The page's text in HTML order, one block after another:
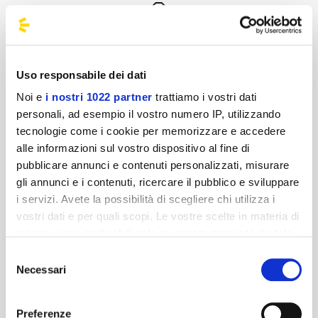
Uso responsabile dei dati
Noi e i nostri 1022 partner trattiamo i vostri dati
personali, ad esempio il vostro numero IP, utilizzando
tecnologie come i cookie per memorizzare e accedere
alle informazioni sul vostro dispositivo al fine di
pubblicare annunci e contenuti personalizzati, misurare
gli annunci e i contenuti, ricercare il pubblico e sviluppare
i servizi. Avete la possibilità di scegliere chi utilizza i
vostri dati e per quali scopi. Le vostre scelte in materia di
modificare o revocare il proprio consenso in qualsiasi
momento dalla Dichiarazione sui cookie o facendo clic
delNecessari
Preferenze
Fermate
Ti portiamo ai tuoi eventi preferiti da oltre
250 località
ESPLORA
Ci trovi in più di 2.500 punti vendita affiliati